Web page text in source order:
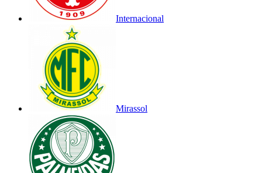
Internacional
Mirassol